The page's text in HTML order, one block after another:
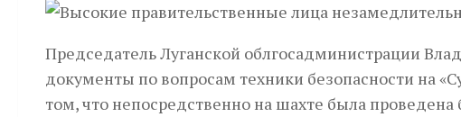
Председатель Луганской облгосадминистрации
документы по вопросам техники без­опасности на
том, что непосредственно на шахте была проведена